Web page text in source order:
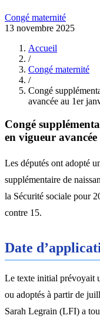
Congé maternité
13 novembre 2025
Accueil
/
Congé maternité
/
Congé
avancée au 1er
Congé
en vigueur
Les députés ont adopté
supplémentaire de
la Sécurité sociale pour
contre 15.
Date
Le texte initial prévoyait
ou adoptés à partir de
Sarah Legrain (LFI) a